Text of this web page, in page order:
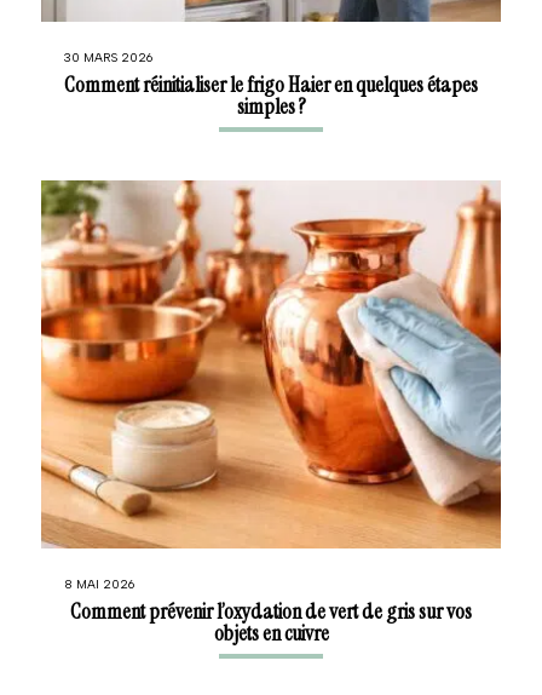
30 MARS 2026
Comment réinitialiser le frigo Haier en quelques étapes
simples ?
8 MAI 2026
Comment prévenir l’oxydation de vert de gris sur vos
objets en cuivre